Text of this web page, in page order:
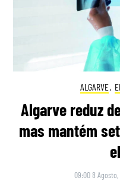
ALGARVE,
Algarve reduz
mas mantém
09:00 8 Agosto,